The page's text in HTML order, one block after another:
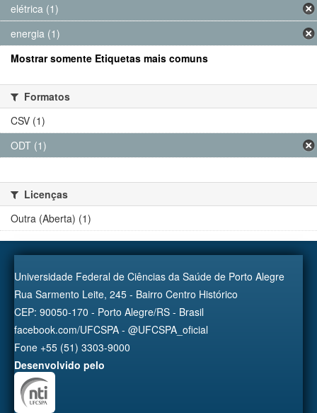
elétrica (1)
energia (1)
Mostrar somente Etiquetas mais comuns
Formatos
CSV (1)
ODT (1)
Licenças
Outra (Aberta) (1)
Universidade Federal de Ciências da Saúde de Porto Alegre
Rua Sarmento Leite, 245 - Bairro Centro Histórico
CEP: 90050-170 - Porto Alegre/RS - Brasil
facebook.com/UFCSPA - @UFCSPA_oficial
Fone +55 (51) 3303-9000
Desenvolvido pelo